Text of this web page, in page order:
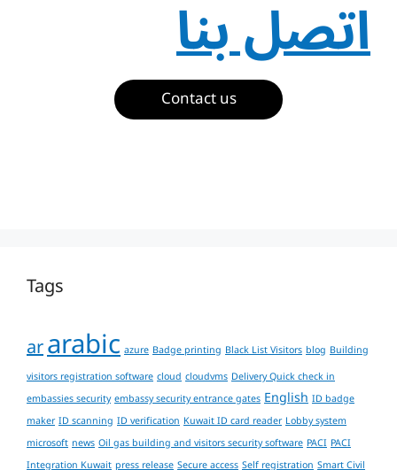
اتصل بنا
Contact us
Tags
ararabicazureBadge printing Black List Visitorsblog Building
visitors registration softwarecloudcloudvmsDelivery Quick check in
embassies securityembassy security entrance gatesEnglishID badge
makerID scanning ID verificationKuwait ID card readerLobby system
microsoftnewsOil gas building and visitors security softwarePACIPACI
Integration Kuwaitpress releaseSecure accessSelf registrationSmart Civil